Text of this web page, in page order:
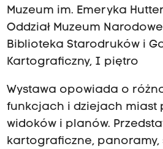
Muzeum im. Emeryka
Oddział Muzeum
Biblioteka Starodruków i
Kartograficzny, I piętro
Wystawa opowiada o
funkcjach i dziejach miast
widoków i planów.
kartograficzne, panoramy,